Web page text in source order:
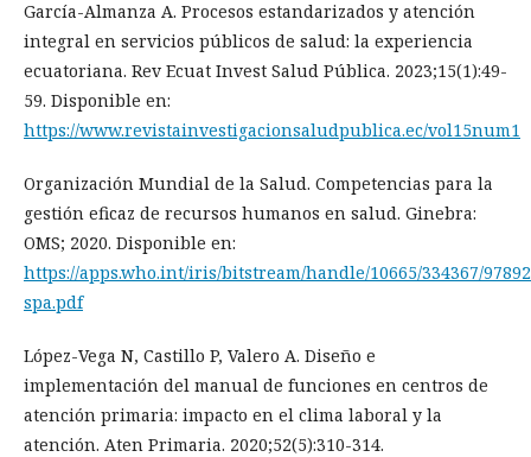
García-Almanza A. Procesos estandarizados y atención
integral en servicios públicos de salud: la experiencia
ecuatoriana. Rev Ecuat Invest Salud Pública. 2023;15(1):49-
59. Disponible en:
https://www.revistainvestigacionsaludpublica.ec/vol15num1
Organización Mundial de la Salud. Competencias para la
gestión eficaz de recursos humanos en salud. Ginebra:
OMS; 2020. Disponible en:
https://apps.who.int/iris/bitstream/handle/10665/334367/
spa.pdf
López-Vega N, Castillo P, Valero A. Diseño e
implementación del manual de funciones en centros de
atención primaria: impacto en el clima laboral y la
atención. Aten Primaria. 2020;52(5):310-314.